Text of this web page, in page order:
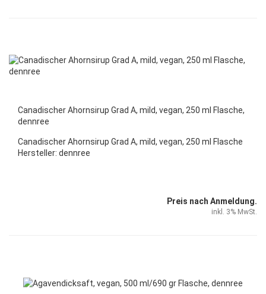
Canadischer Ahornsirup Grad A, mild, vegan, 250 ml Flasche,
dennree
Canadischer Ahornsirup Grad A, mild, vegan, 250 ml Flasche
Hersteller: dennree
Preis nach Anmeldung.
inkl. 3% MwSt.